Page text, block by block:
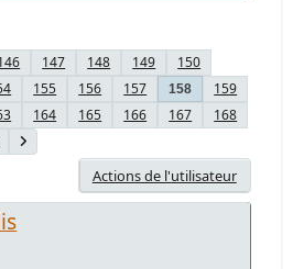
147 148 149
150
155 156 157 158
159
164 165 166 167
168
Actions de l'utilisateur